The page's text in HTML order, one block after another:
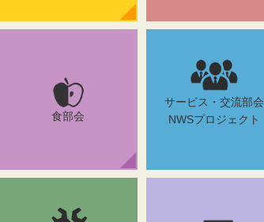
食部会
サービス・交流部会
NWSプロジェクト